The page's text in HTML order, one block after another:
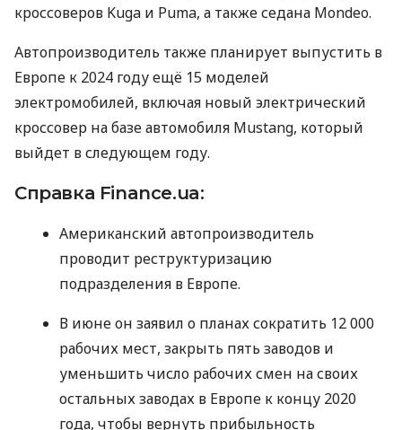
кроссоверов Kuga и Puma, а также седана Mondeo.
Автопроизводитель также планирует выпустить в
Европе к 2024 году ещё 15 моделей
электромобилей, включая новый электрический
кроссовер на базе автомобиля Mustang, который
выйдет в следующем году.
Справка Finance.ua:
Американский автопроизводитель
проводит реструктуризацию
подразделения в Европе.
В июне он заявил о планах сократить 12 000
рабочих мест, закрыть пять заводов и
уменьшить число рабочих смен на своих
остальных заводах в Европе к концу 2020
года, чтобы вернуть прибыльность